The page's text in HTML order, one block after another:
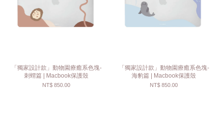
「獨家設計款」動物園療癒系色塊-
刺蝟篇 | Macbook保護殼
NT$ 850.00
「獨家設計款」動物園療癒系色塊-
海豹篇 | Macbook保護殼
NT$ 850.00